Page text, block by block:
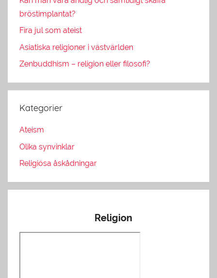
bröstimplantat?
Fira jul som ateist
Asiatiska religioner i västvärlden
Zenbuddhism – religion eller filosofi?
Kategorier
Ateism
Olika synvinklar
Religiösa åskådningar
Religion